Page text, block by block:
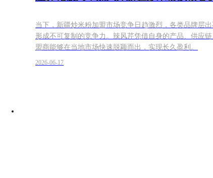
当下，新疆炒米粉加盟市场竞争日趋激烈，各类品牌层
形成不可复制的竞争力。辣风芹凭借自身的产品、供应
盟商能够在当地市场快速脱颖而出，实现长久盈利。
2026-06-17